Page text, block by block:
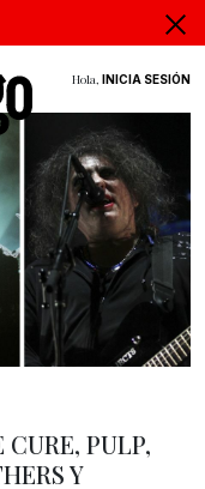
Hola, INICIA SESIÓN
PULP,
Y